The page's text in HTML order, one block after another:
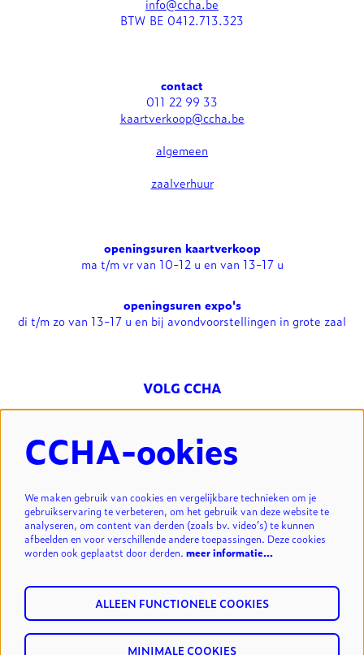
info@ccha.be
BTW BE 0412.713.323
contact
011 22 99 33
kaartverkoop@ccha.be
algemeen
zaalverhuur
openingsuren kaartverkoop
ma t/m vr van 10-12 u en van 13-17 u
openingsuren expo's
di t/m zo van 13-17 u en bij avondvoorstellingen in grote zaal
VOLG CCHA
INSCHRIJVEN
CCHA-ookies
We maken gebruik van cookies en vergelijkbare technieken om je
gebruikservaring te verbeteren, om het gebruik van deze website te
analyseren, om content van derden (zoals bv. video’s) te kunnen
afbeelden en voor verschillende andere toepassingen. Deze cookies
worden ook geplaatst door derden. meer informatie…
ALLEEN FUNCTIONELE COOKIES
MINIMALE COOKIES